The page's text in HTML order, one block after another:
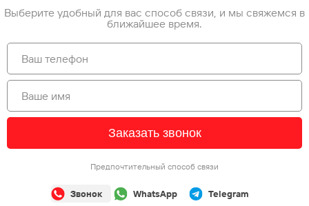
Выберите удобный для вас способ связи, и мы свяжемся в
ближайшее время.
Заказать звонок
Предпочтительный способ связи
Звонок WhatsApp Telegram